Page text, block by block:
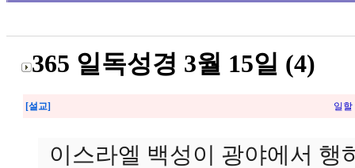
365 일독성경 3월 15일 (4)
[설교] 일할
이스라엘 백성이 광야에서 행